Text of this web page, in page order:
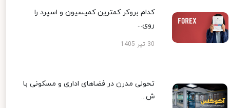
کدام بروکر کمترین کمیسیون و اسپرد را
روی...
30 تیر 1405
تحولی مدرن در فضاهای اداری و مسکونی با
ش...